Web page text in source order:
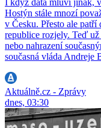
I když data mluví jinak,
Hostýn stále mnozí
v Česku. Přesto ale
republice rozjely. Teď
nebo nahrazení
současná vláda Andreje
Aktuálně.cz - Zprávy
dnes, 03:30